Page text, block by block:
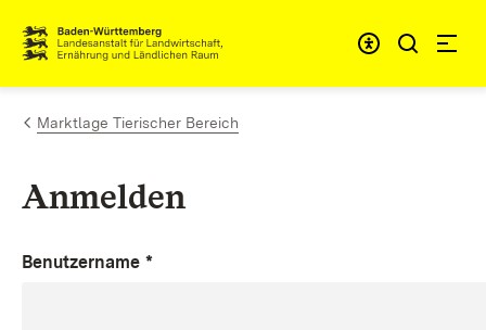
Zum Inhalt springen
Link zur Startseite
Marktlage Tierischer Bereich
Anmelden
Benutzername *